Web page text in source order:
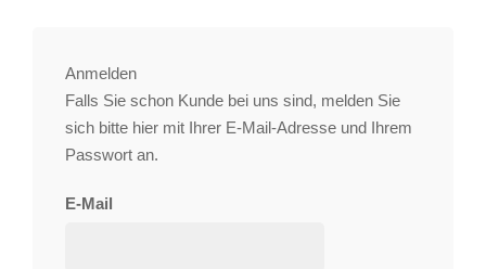
Anmelden
Falls Sie schon Kunde bei uns sind, melden Sie
sich bitte hier mit Ihrer E-Mail-Adresse und Ihrem
Passwort an.
E-Mail